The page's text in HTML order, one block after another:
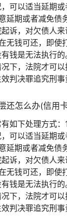
可以适当延期或
期或者减免债
诉，对欠债人
钱可还，即使
有钱是无法执
下，法院才可
效判决罪追究
还怎么办(信用
如下处理方式
可以适当延期或
期或者减免债
诉，对欠债人
钱可还，即使
有钱是无法执
下，法院才可
效判决罪追究